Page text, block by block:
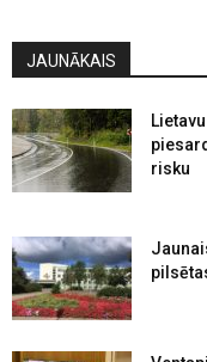
JAUNĀKAIS
risku